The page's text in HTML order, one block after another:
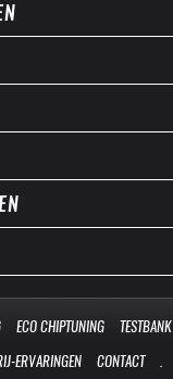
ECO CHIPTUNING TESTBANK
ERVARINGEN
CONTACT